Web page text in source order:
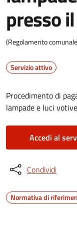
presso
(Regolamento
Servizio attivo
Procedimento di
lampade e luci votive
Accedi al
Condividi
Normativa di